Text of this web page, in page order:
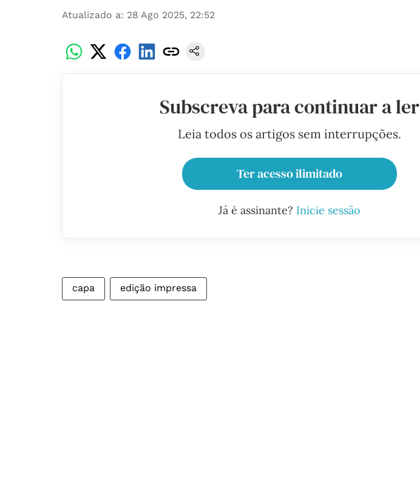
Atualizado a: 28 Ago 2025, 22:52
Subscreva para continuar a ler
Leia todos os artigos sem interrupções.
Ter acesso ilimitado
Já é assinante? Inicie sessão
capa edição impressa